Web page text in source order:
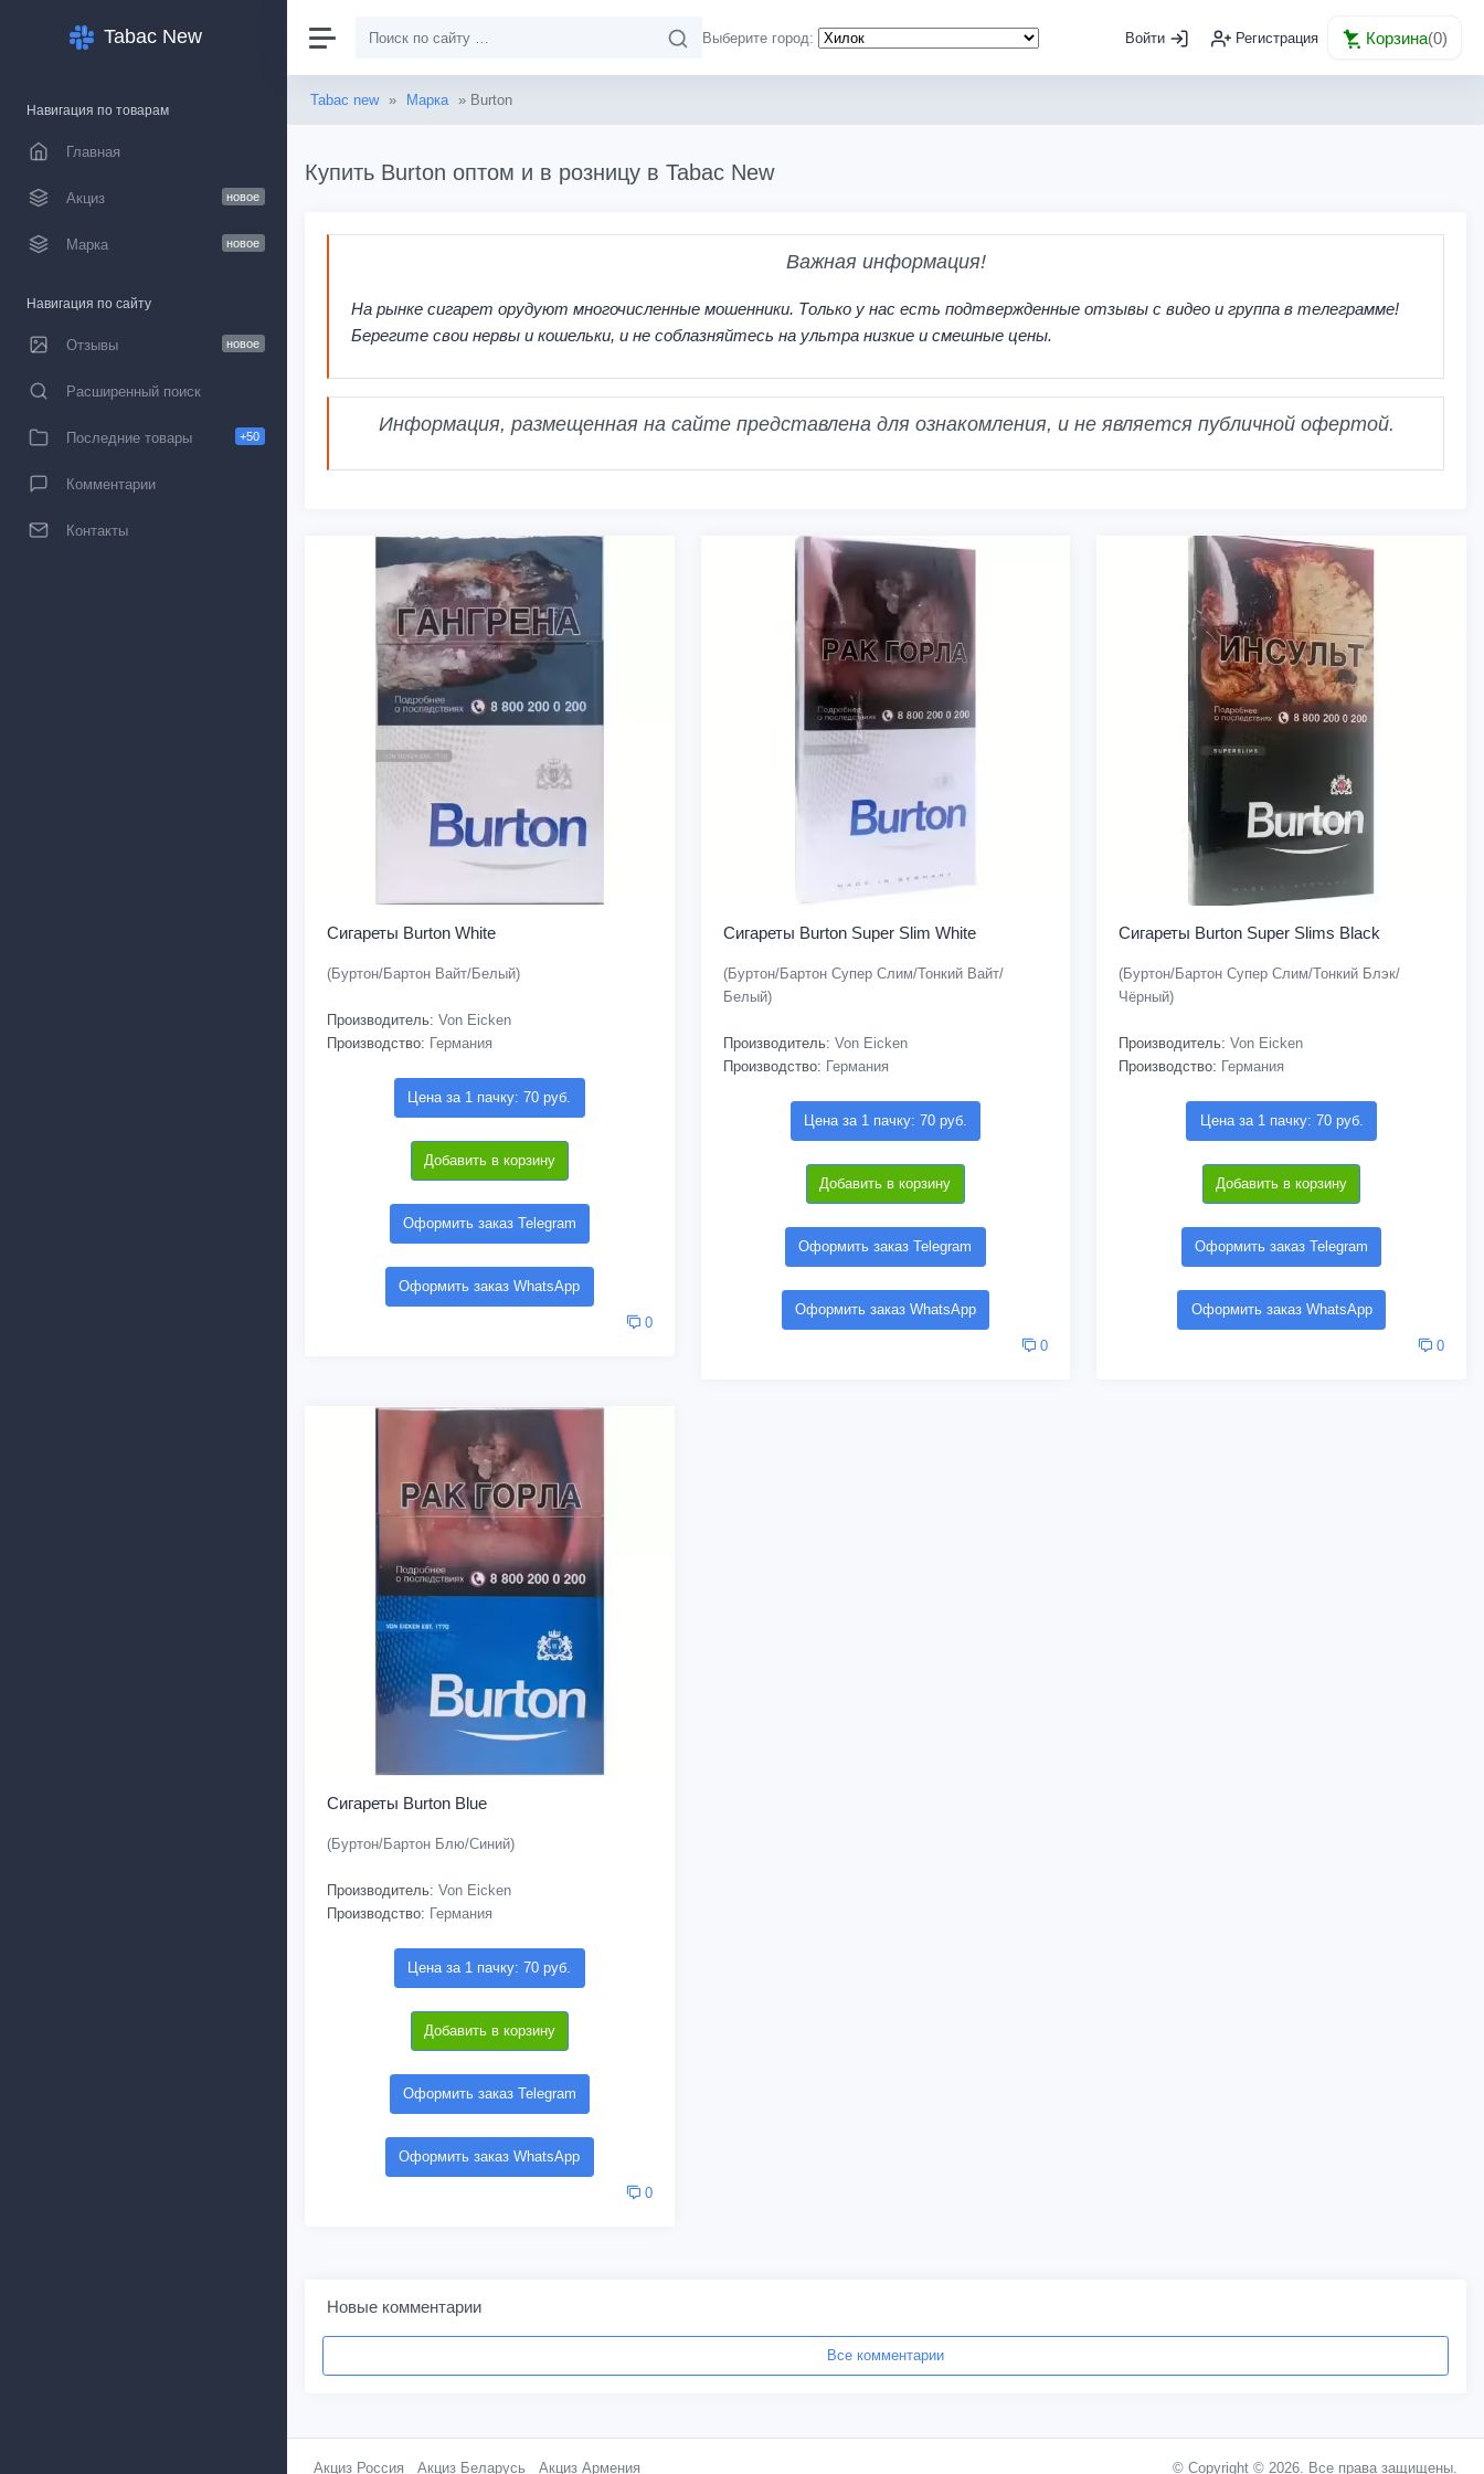
Tabac New
Навигация по товарам
Главная
Акциз новое
Марка новое
Навигация по сайту
Отзывы новое
Расширенный поиск
Последние товары +50
Комментарии
Контакты
Выберите город: Войти Регистрация Корзина(0)
Tabac new » Марка » Burton
Купить Burton оптом и в розницу в Tabac New
Важная информация!
На рынке сигарет орудуют многочисленные мошенники. Только у нас есть подтвержденные отзывы с видео и группа в телеграмме!
Берегите свои нервы и кошельки, и не соблазняйтесь на ультра низкие и смешные цены.
Информация, размещенная на сайте представлена для ознакомления, и не является публичной офертой.
Сигареты Burton White
(Буртон/Бартон Вайт/Белый)
Производитель: Von Eicken
Производство: Германия
Цена за 1 пачку: 70 руб.
Добавить в корзину
Оформить заказ Telegram
Оформить заказ WhatsApp
0
Сигареты Burton Super Slim White
(Буртон/Бартон Супер Слим/Тонкий Вайт/
Белый)
Производитель: Von Eicken
Производство: Германия
Цена за 1 пачку: 70 руб.
Добавить в корзину
Оформить заказ Telegram
Оформить заказ WhatsApp
0
Сигареты Burton Super Slims Black
(Буртон/Бартон Супер Слим/Тонкий Блэк/
Чёрный)
Производитель: Von Eicken
Производство: Германия
Цена за 1 пачку: 70 руб.
Добавить в корзину
Оформить заказ Telegram
Оформить заказ WhatsApp
0
Сигареты Burton Blue
(Буртон/Бартон Блю/Синий)
Производитель: Von Eicken
Производство: Германия
Цена за 1 пачку: 70 руб.
Добавить в корзину
Оформить заказ Telegram
Оформить заказ WhatsApp
0
Новые комментарии
Все комментарии
Акциз Россия Акциз Беларусь Акциз Армения © Copyright © 2026. Все права защищены.